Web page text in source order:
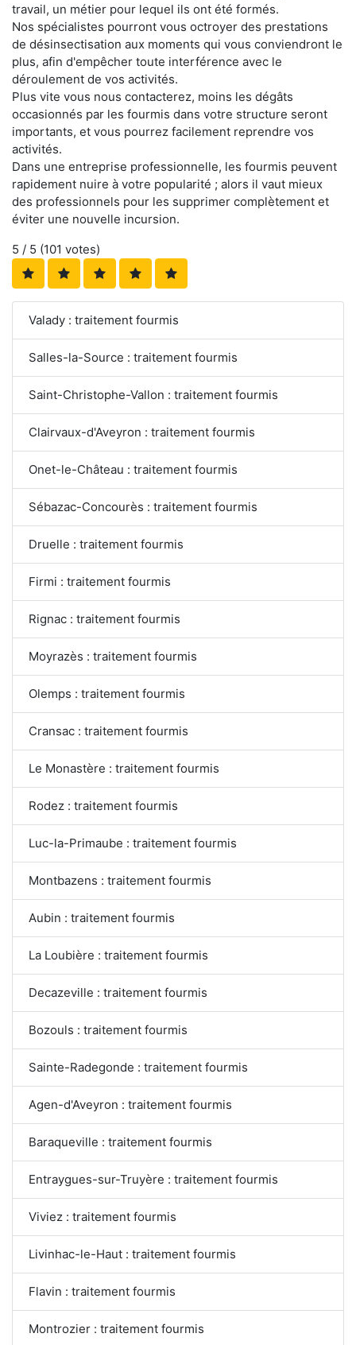
travail, un métier pour lequel ils ont été formés.
Nos spécialistes pourront vous octroyer des prestations
de désinsectisation aux moments qui vous conviendront le
plus, afin d'empêcher toute interférence avec le
déroulement de vos activités.
Plus vite vous nous contacterez, moins les dégâts
occasionnés par les fourmis dans votre structure seront
importants, et vous pourrez facilement reprendre vos
activités.
Dans une entreprise professionnelle, les fourmis peuvent
rapidement nuire à votre popularité ; alors il vaut mieux
des professionnels pour les supprimer complètement et
éviter une nouvelle incursion.
5 / 5 (101 votes)
Valady : traitement fourmis
Salles-la-Source : traitement fourmis
Saint-Christophe-Vallon : traitement fourmis
Clairvaux-d'Aveyron : traitement fourmis
Onet-le-Château : traitement fourmis
Sébazac-Concourès : traitement fourmis
Druelle : traitement fourmis
Firmi : traitement fourmis
Rignac : traitement fourmis
Moyrazès : traitement fourmis
Olemps : traitement fourmis
Cransac : traitement fourmis
Le Monastère : traitement fourmis
Rodez : traitement fourmis
Luc-la-Primaube : traitement fourmis
Montbazens : traitement fourmis
Aubin : traitement fourmis
La Loubière : traitement fourmis
Decazeville : traitement fourmis
Bozouls : traitement fourmis
Sainte-Radegonde : traitement fourmis
Agen-d'Aveyron : traitement fourmis
Baraqueville : traitement fourmis
Entraygues-sur-Truyère : traitement fourmis
Viviez : traitement fourmis
Livinhac-le-Haut : traitement fourmis
Flavin : traitement fourmis
Montrozier : traitement fourmis